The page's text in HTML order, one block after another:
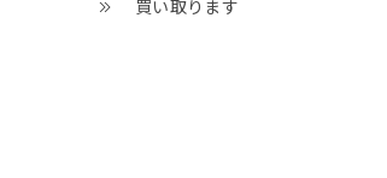
買い取ります